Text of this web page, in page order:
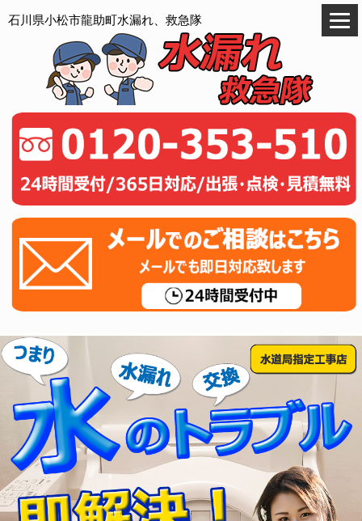
石川県小松市龍助町水漏れ、救急隊